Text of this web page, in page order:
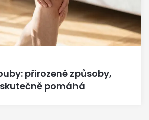
přirozené způsoby,
pomáhá